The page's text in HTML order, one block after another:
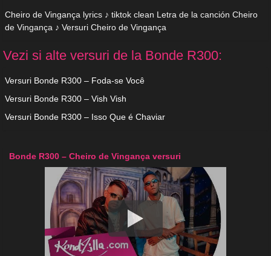
Cheiro de Vingança lyrics ♪ tiktok clean Letra de la canción Cheiro
de Vingança ♪ Versuri Cheiro de Vingança
Vezi si alte versuri de la Bonde R300:
Versuri Bonde R300 – Foda-se Você
Versuri Bonde R300 – Vish Vish
Versuri Bonde R300 – Isso Que é Chaviar
Bonde R300 – Cheiro de Vingança versuri